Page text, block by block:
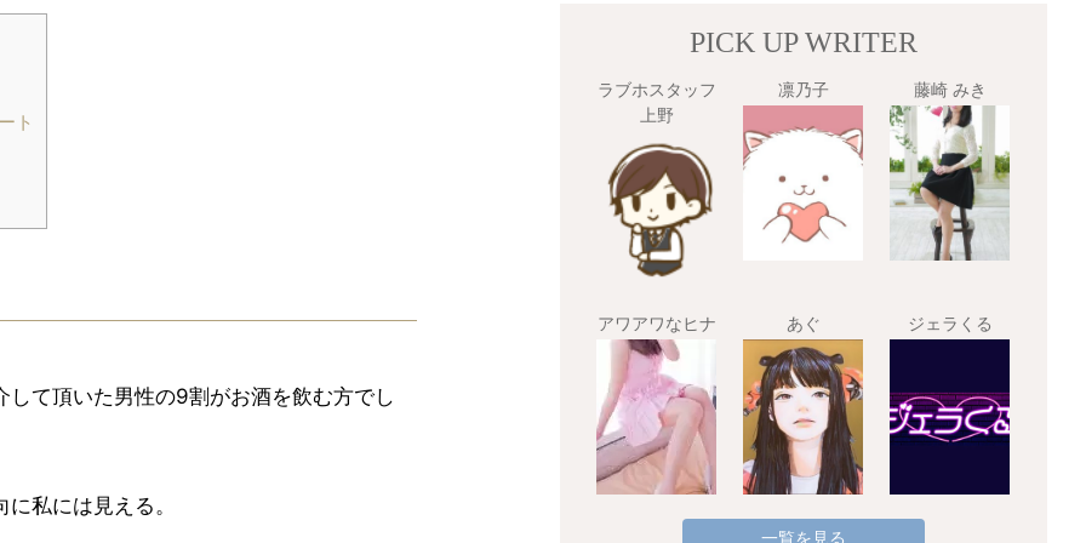
ト
て頂いた男性の9割がお酒を飲む方でし
私には見える。
PICK UP WRITER
ラブホスタッフ
上野
凛乃子 藤崎 みき
アワアワなヒナ あぐ ジェラくる
一覧を見る